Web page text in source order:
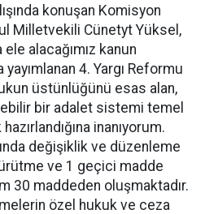
konuşan Komisyon
Milletvekili Cünetyt Yüksel,
alacağımız kanun
4. Yargı Reformu
üstünlüğünü esas alan,
bir adalet sistemi temel
inanıyorum.
değişiklik ve düzenleme
ve 1 geçici madde
30 maddeden oluşmaktadır.
özel hukuk ve ceza